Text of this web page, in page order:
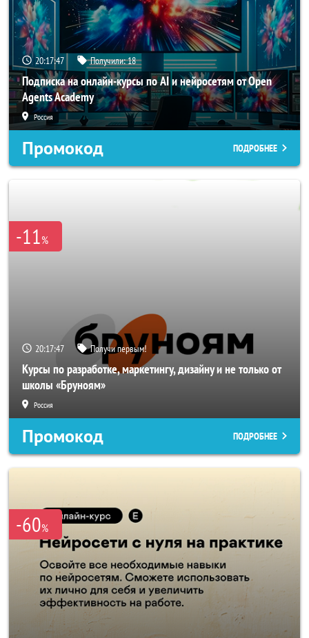
20:17:45 Получили:18
Подписка на онлайн-курсы по AI и нейросетям от Open
Agents Academy
Россия
Промокод ПОДРОБНЕЕ
-11%
20:17:45 Получи первым!
Курсы по разработке, маркетингу, дизайну и не только от
школы «Бруноям»
Россия
Промокод ПОДРОБНЕЕ
-60%